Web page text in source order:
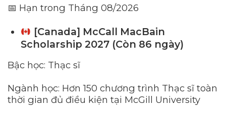
📅 Hạn trong Tháng 08/2026
[Canada] McCall MacBain
Scholarship 2027 (Còn 86 ngày)
Bậc học: Thạc sĩ
Ngành học: Hơn 150 chương trình Thạc sĩ toàn
thời gian đủ điều kiện tại McGill University